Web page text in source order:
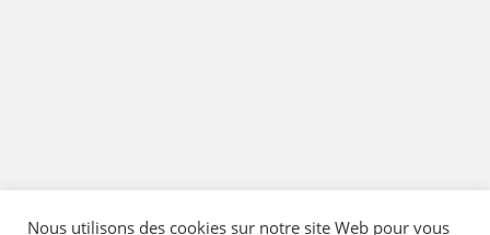
Nous utilisons des cookies sur notre site Web pour vous